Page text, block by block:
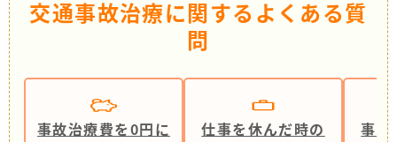
交通事故治療に関するよくある質
問
事故治療費を0円に
仕事を休んだ時の
事故